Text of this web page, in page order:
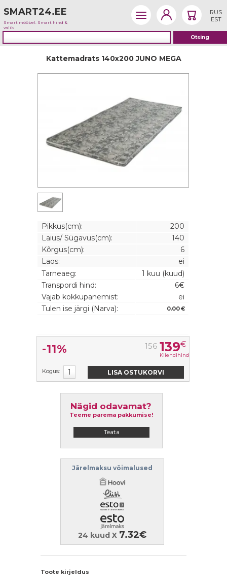
SMART24.EE
Smart mööbel. Smart hind &
valik
RUS
EST
Kattemadrats 140x200 JUNO MEGA
Pikkus(cm):
200
Laius/ Sügavus(cm):
140
Kõrgus(cm):
6
Laos:
ei
Tarneaeg:
1 kuu (kuud)
Transpordi hind:
6€
Vajab kokkupanemist:
ei
Tulen ise järgi (Narva):
0.00 €
-11% 139€
Kliendihind
156
Kogus:
Nägid odavamat?
Teeme parema pakkumise!
Teata
Järelmaksu võimalused
24 kuud X 7.32€
Toote kirjeldus